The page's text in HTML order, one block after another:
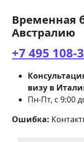
Временная
Австралию
+7 495 108-
визу в
Пн-Пт, с 9:00
Ошибка: